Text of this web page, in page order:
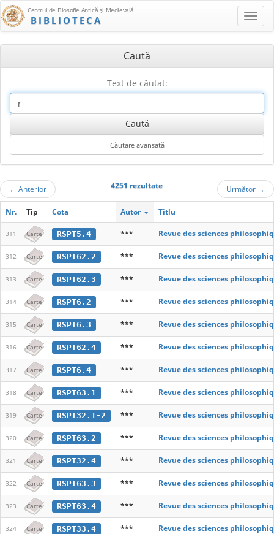
Centrul de Filosofie Antică şi Medievală
BIBLIOTECA
Caută
Text de căutat:
← Anterior 4251 rezultate Următor →
Nr. Tip Cota Autor Titlu
311 Carte RSPT5.4 *** Revue des sciences
312 Carte RSPT62.2 *** Revue des sciences
313 Carte RSPT62.3 *** Revue des sciences
314 Carte RSPT6.2 *** Revue des sciences
315 Carte RSPT6.3 *** Revue des sciences
316 Carte RSPT62.4 *** Revue des sciences
317 Carte RSPT6.4 *** Revue des sciences
318 Carte RSPT63.1 *** Revue des sciences
319 Carte RSPT32.1-2 *** Revue des sciences
320 Carte RSPT63.2 *** Revue des sciences
321 Carte RSPT32.4 *** Revue des sciences
322 Carte RSPT63.3 *** Revue des sciences
323 Carte RSPT63.4 *** Revue des sciences
324 Carte RSPT33.4 *** Revue des sciences